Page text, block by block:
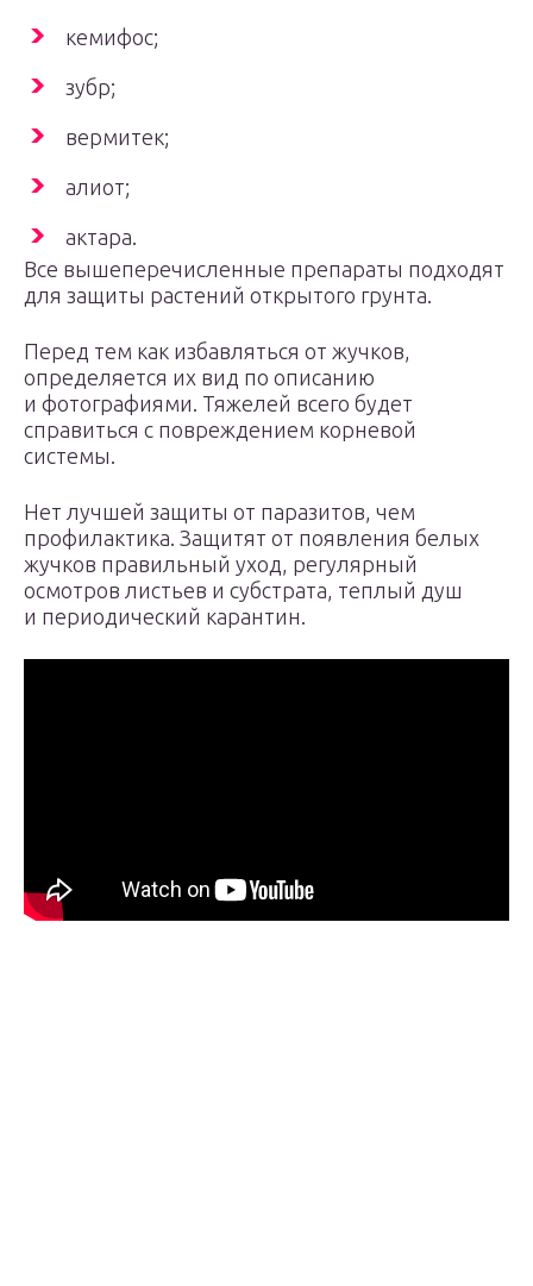
кемифос;
зубр;
вермитек;
алиот;
актара.
Все вышеперечисленные препараты подходят
для защиты растений открытого грунта.
Перед тем как избавляться от жучков,
определяется их вид по описанию
и фотографиями. Тяжелей всего будет
справиться с повреждением корневой
системы.
Нет лучшей защиты от паразитов, чем
профилактика. Защитят от появления белых
жучков правильный уход, регулярный
осмотров листьев и субстрата, теплый душ
и периодический карантин.